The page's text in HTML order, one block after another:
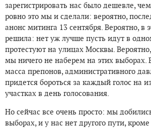
зарегистрировать нас было дешевле,
ровно это мы и сделали: вероятно,
анонс митинга 13 сентября. Вероятно, в
решила: нет уж лучше пусть идут в
протестуют на улицах Москвы.
мы ничего не наберем на этих выборах.
масса препонов, административного
придется бороться за каждый голос на
участках в день голосования.
Но сейчас все очень просто: мы
выборах, и у нас нет другого пути, кроме